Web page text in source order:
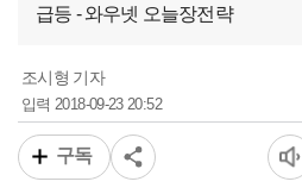
급등 - 와우넷 오늘장전략
조시형 기자
입력 2018-09-23 20:52
구독